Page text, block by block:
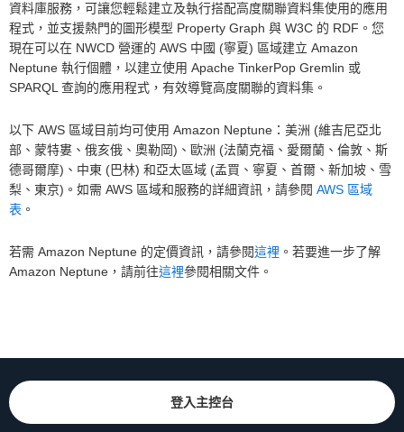
資料庫服務，可讓您輕鬆建立及執行搭配高度關聯資料集使用的應用
程式，並支援熱門的圖形模型 Property Graph 與 W3C 的 RDF。您
現在可以在 NWCD 營運的 AWS 中國 (寧夏) 區域建立 Amazon
Neptune 執行個體，以建立使用 Apache TinkerPop Gremlin 或
SPARQL 查詢的應用程式，有效導覽高度關聯的資料集。
以下 AWS 區域目前均可使用 Amazon Neptune：美洲 (維吉尼亞北
部、蒙特婁、俄亥俄、奧勒岡)、歐洲 (法蘭克福、愛爾蘭、倫敦、斯
德哥爾摩)、中東 (巴林) 和亞太區域 (孟買、寧夏、首爾、新加坡、雪
梨、東京)。如需 AWS 區域和服務的詳細資訊，請參閱 AWS 區域
表 。
若需 Amazon Neptune 的定價資訊，請參閱這裡 。若要進一步了解
Amazon Neptune，請前往這裡參閱相關文件。
登入主控台